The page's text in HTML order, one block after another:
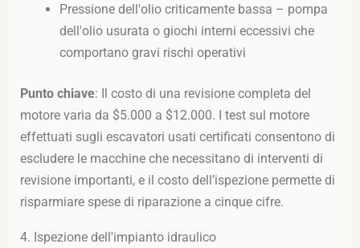
Pressione dell'olio criticamente bassa – pompa
dell'olio usurata o giochi interni eccessivi che
comportano gravi rischi operativi
Punto chiave: Il costo di una revisione completa del
motore varia da $5.000 a $12.000. I test sul motore
effettuati sugli escavatori usati certificati consentono di
escludere le macchine che necessitano di interventi di
revisione importanti, e il costo dell’ispezione permette di
risparmiare spese di riparazione a cinque cifre.
4. Ispezione dell'impianto idraulico